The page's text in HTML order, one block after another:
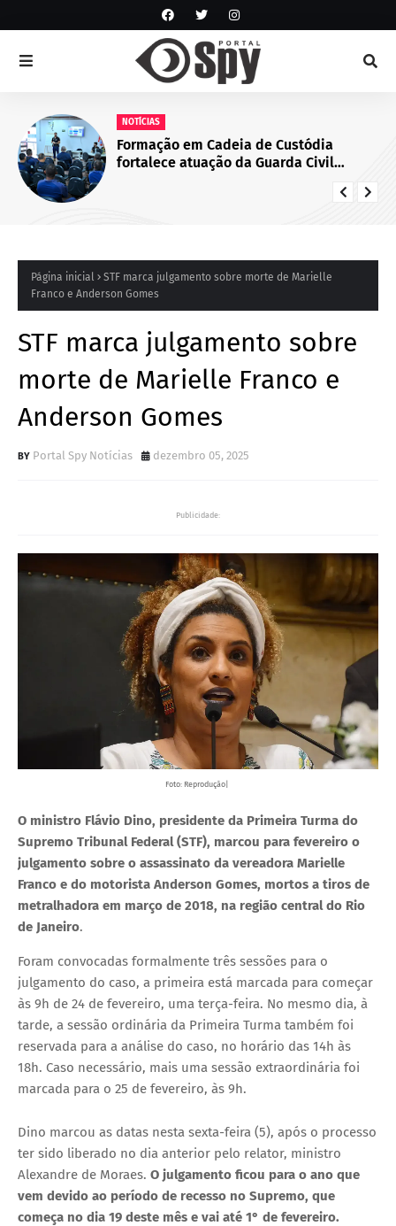
NOTÍCIAS
Formação em Cadeia de Custódia
fortalece atuação da Guarda Civil
Página inicial
STF marca julgamento sobre morte de Marielle
Franco e Anderson Gomes
STF marca julgamento sobre
morte de Marielle Franco e
Anderson Gomes
Portal Spy Notícias dezembro 05, 2025
Publicidade:
Foto: Reprodução|
O ministro Flávio Dino, presidente da Primeira Turma do
Supremo Tribunal Federal (STF), marcou para fevereiro o
julgamento sobre o assassinato da vereadora Marielle
Franco e do motorista Anderson Gomes, mortos a tiros de
metralhadora em março de 2018, na região central do Rio
de Janeiro.
Foram convocadas formalmente três sessões para o
julgamento do caso, a primeira está marcada para começar
às 9h de 24 de fevereiro, uma terça-feira. No mesmo dia, à
tarde, a sessão ordinária da Primeira Turma também foi
reservada para a análise do caso, no horário das 14h às
18h. Caso necessário, mais uma sessão extraordinária foi
marcada para o 25 de fevereiro, às 9h.
Dino marcou as datas nesta sexta-feira (5), após o processo
ter sido liberado no dia anterior pelo relator, ministro
Alexandre de Moraes. O julgamento ficou para o ano que
vem devido ao período de recesso no Supremo, que
começa no dia 19 deste mês e vai até 1° de fevereiro.